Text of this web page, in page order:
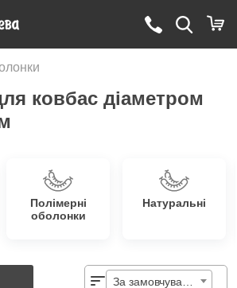
ковбас діаметром
Полімерні
оболонки
Натуральні